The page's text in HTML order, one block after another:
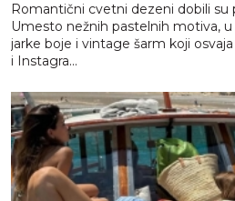
Romantični cvetni dezeni dobili su
Umesto nežnih pastelnih motiva,
jarke boje i vintage šarm koji
i Instagra...